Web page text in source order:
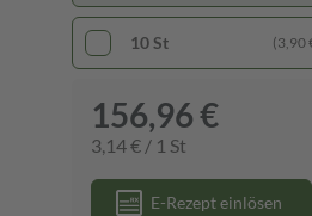
10 St (3,90
156,96 €
3,14 € / 1 St
E-Rezept einlösen